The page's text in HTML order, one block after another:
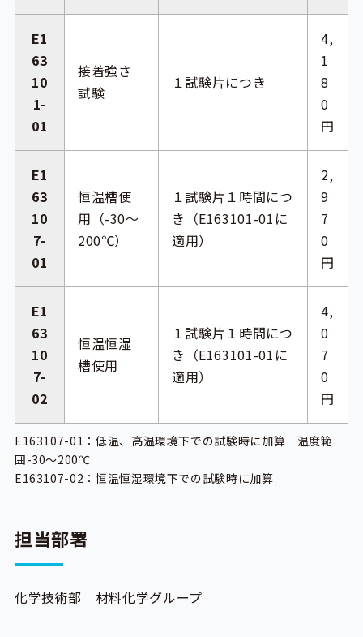
E1
63
10
1-
01
接着強さ
試験
１試験片につき
4,
1
8
0
円
E1
63
10
7-
01
恒温槽使
用（-30～
200℃）
１試験片１時間につ
き（E163101-01に
適用）
2,
9
7
0
円
E1
63
10
7-
02
恒温恒湿
槽使用
１試験片１時間につ
き（E163101-01に
適用）
4,
0
7
0
円
E163107-01：低温、高温環境下での試験時に加算 温度範
囲-30～200℃
E163107-02：恒温恒湿環境下での試験時に加算
担当部署
化学技術部 材料化学グループ